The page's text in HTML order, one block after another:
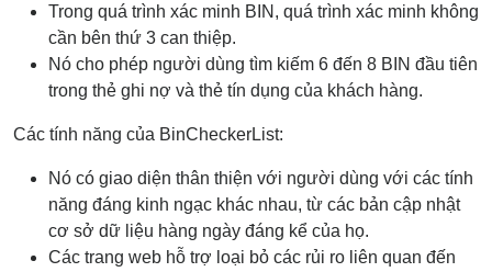
Trong quá trình xác minh BIN, quá trình xác minh không
cần bên thứ 3 can thiệp.
Nó cho phép người dùng tìm kiếm 6 đến 8 BIN đầu tiên
trong thẻ ghi nợ và thẻ tín dụng của khách hàng.
Các tính năng của BinCheckerList:
Nó có giao diện thân thiện với người dùng với các tính
năng đáng kinh ngạc khác nhau, từ các bản cập nhật
cơ sở dữ liệu hàng ngày đáng kể của họ.
Các trang web hỗ trợ loại bỏ các rủi ro liên quan đến